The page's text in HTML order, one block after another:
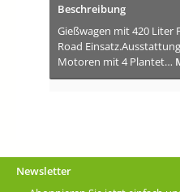
Beschreibung
Gießwagen mit 420 Liter
Road
Motoren mit 4 Plantet…
Newsletter